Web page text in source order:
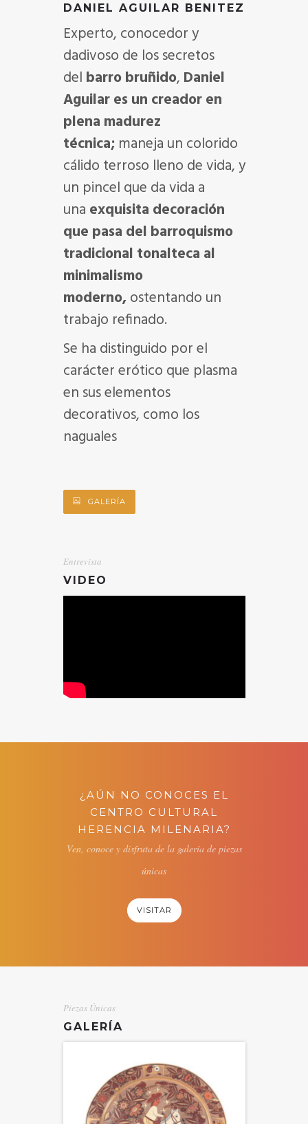
DANIEL AGUILAR BENITEZ
Experto, conocedor y
dadivoso de los secretos
del barro bruñido, Daniel
Aguilar es un creador en
plena madurez
técnica; maneja un colorido
cálido terroso lleno de vida, y
un pincel que da vida a
una exquisita decoración
que pasa del barroquismo
tradicional tonalteca al
minimalismo
moderno, ostentando un
trabajo refinado.
Se ha distinguido por el
carácter erótico que plasma
en sus elementos
decorativos, como los
naguales
GALERÍA
Entrevista
VIDEO
¿AÚN NO CONOCES EL
CENTRO CULTURAL
HERENCIA MILENARIA?
Ven, conoce y disfruta de la galería de piezas
únicas
VISITAR
Piezas Únicas
GALERÍA